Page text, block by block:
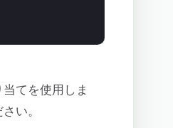
てを使用しま
い。